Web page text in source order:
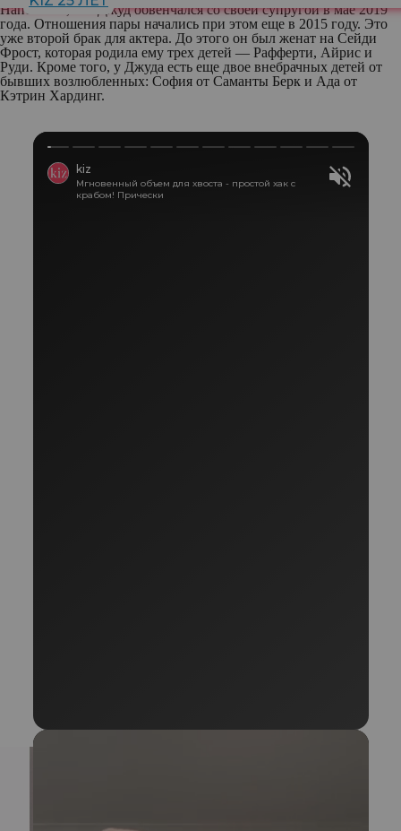
Напомним, что Джуд обвенчался со своей супругой в мае 2019
года. Отношения пары начались при этом еще в 2015 году. Это
уже второй брак для актера. До этого он был женат на Сейди
Фрост, которая родила ему трех детей — Рафферти, Айрис и
Руди. Кроме того, у Джуда есть еще двое внебрачных детей от
бывших возлюбленных: София от Саманты Берк и Ада от
Кэтрин Хардинг.